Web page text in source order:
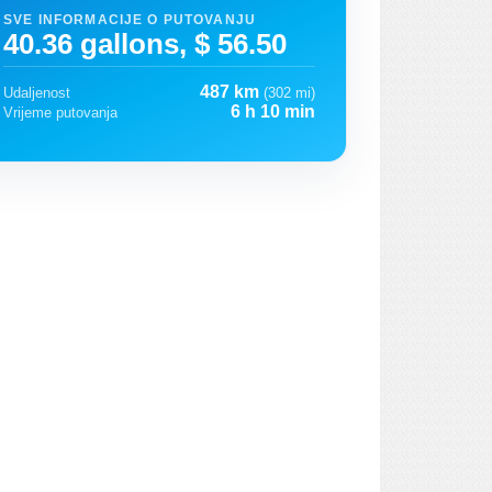
SVE INFORMACIJE O PUTOVANJU
40.36 gallons, $ 56.50
Udaljenost 487 km (302 mi)
Vrijeme putovanja
6 h 10 min